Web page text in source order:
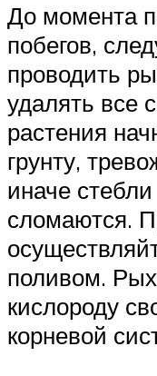
До момента
побегов,
проводить
удалять все
растения
грунту,
иначе
сломаются.
поливом.
кислороду
корневой